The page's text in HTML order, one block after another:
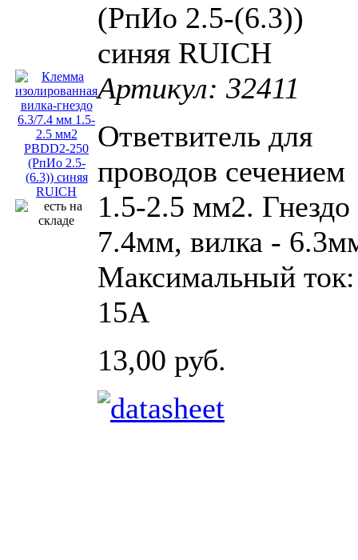
(РпИо 2.5-(6.3))
синяя RUICH
Артикул: 32411
Ответвитель для
проводов сечением
1.5-2.5 мм2. Гнездо
7.4мм, вилка -
Максимальный ток:
15А
13,00 руб.